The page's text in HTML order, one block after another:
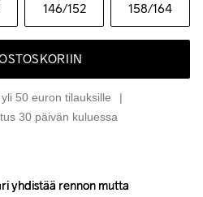
146/152 158/164
50 euron tilauksille
30 päivän kuluessa
yhdistää rennon mutta
yhdistää rennon mutta